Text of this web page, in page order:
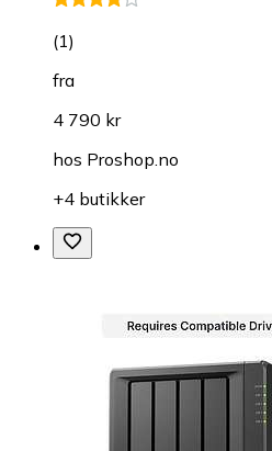
(1)
fra
4 790 kr
hos Proshop.no
+4 butikker